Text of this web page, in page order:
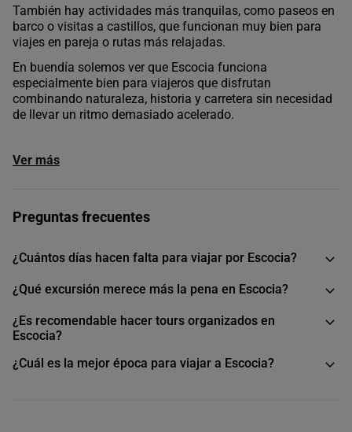
También hay actividades más tranquilas, como paseos en
barco o visitas a castillos, que funcionan muy bien para
viajes en pareja o rutas más relajadas.
En buendía solemos ver que Escocia funciona
especialmente bien para viajeros que disfrutan
combinando naturaleza, historia y carretera sin necesidad
de llevar un ritmo demasiado acelerado.
Ver más
Preguntas frecuentes
¿Cuántos días hacen falta para viajar por Escocia?
¿Qué excursión merece más la pena en Escocia?
¿Es recomendable hacer tours organizados en
Escocia?
¿Cuál es la mejor época para viajar a Escocia?